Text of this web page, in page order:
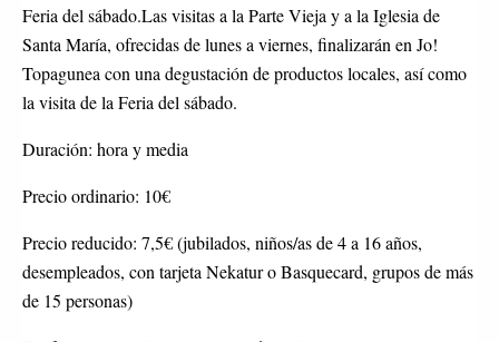
Feria del sábado.Las visitas a la Parte Vieja y a la Iglesia de
Santa María, ofrecidas de lunes a viernes, finalizarán en Jo!
Topagunea con una degustación de productos locales, así como
la visita de la Feria del sábado.
Duración: hora y media
Precio ordinario: 10€
Precio reducido: 7,5€ (jubilados, niños/as de 4 a 16 años,
desempleados, con tarjeta Nekatur o Basquecard, grupos de más
de 15 personas)